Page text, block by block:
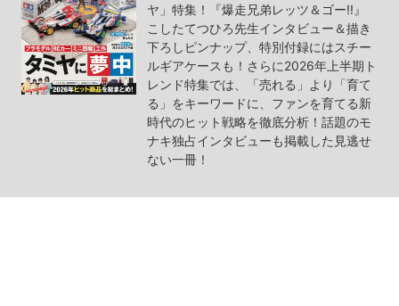
ヤ」特集！『爆走兄弟レッツ＆ゴー!!』
こしたてつひろ先生インタビュー＆描き
下ろしピンナップ、特別付録にはスチー
ルギアケースも！さらに2026年上半期ト
レンド特集では、「売れる」より「育て
る」をキーワードに、ファンを育てる新
時代のヒット戦略を徹底分析！話題のモ
ナキ独占インタビューも掲載した見逃せ
ない一冊！